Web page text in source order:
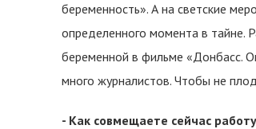
беременность». А на светские
определенного момента в тайне.
беременной в фильме «Донбасс.
много журналистов. Чтобы не
- Как совмещаете сейчас